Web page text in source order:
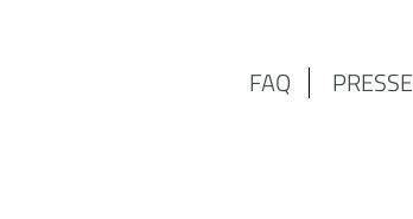
FAQ PRESSE